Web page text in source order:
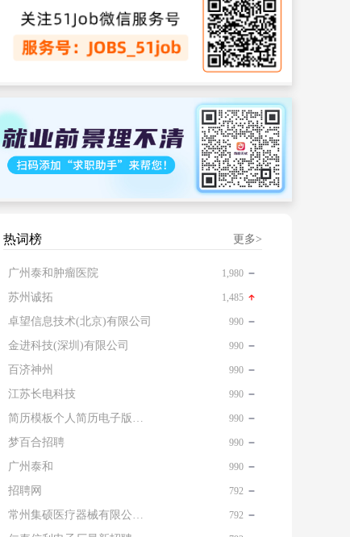
热词榜 更多>
广州泰和肿瘤医院 1,980
苏州诚拓 1,485
卓望信息技术(北京)有限公司 990
金进科技(深圳)有限公司 990
百济神州 990
江苏长电科技 990
简历模板个人简历电子版免费 990
梦百合招聘 990
广州泰和 990
招聘网 792
常州集硕医疗器械有限公司 名片 792